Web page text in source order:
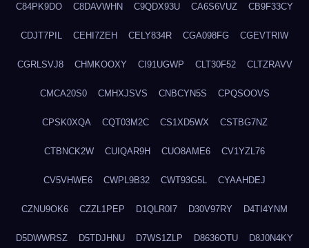
C84PK9DO C8DAVWHN C9QDX93U CA6S6VUZ CB9F33CY
CDJT7PIL CEHI7ZEH CELY834R CGA098FG CGEVTRIW
CGRLSVJ8 CHMKOOXY CI91UGWP CLT30F52 CLTZRAVV
CMCA20S0 CMHXJSVS CNBCYN5S CPQSOOVS
CPSK0XQA CQT03M2C CS1XD5WX CSTBG7NZ
CTBNCK2W CUIQAR9H CUO8AME6 CV1YZL76
CV5VHWE6 CWPL9B32 CWT93G5L CYAAHDEJ
CZNU9OK6 CZZL1PEP D1QLR0I7 D30V97RY D4TI4YNM
D5DWWRSZ D5TDJHNU D7WS1ZLP D8636OTU D8J0N4KY